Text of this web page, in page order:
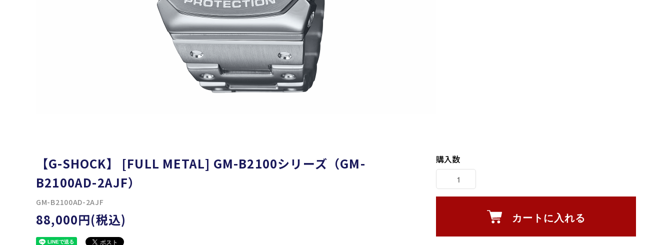
【G-SHOCK】 [FULL METAL] GM-B2100シリーズ（GM-
B2100AD-2AJF）
GM-B2100AD-2AJF
88,000円(税込)
購入数
カートに入れる